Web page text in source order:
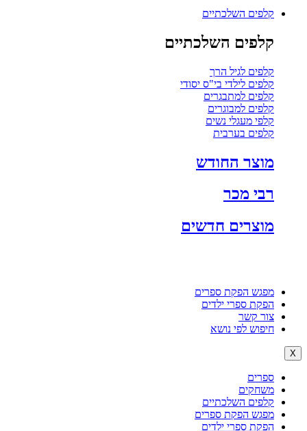
קלפים השלכתיים
קלפים השלכתיים
קלפים לגיל הרך
קלפים לילדי בי"ס יסודי
קלפים למתבגרים
קלפים למבוגרים
קלפי מעגלי נשים
קלפים בערבית
מוצר החודש
רבי מכר
מוצרים חדשים
מפגש הפקת ספרים
הפקת ספרי ילדים
צור קשר
חיפוש לפי נושא
X
ספרים
משחקים
קלפים השלכתיים
מפגש הפקת ספרים
הפקת ספרי ילדים